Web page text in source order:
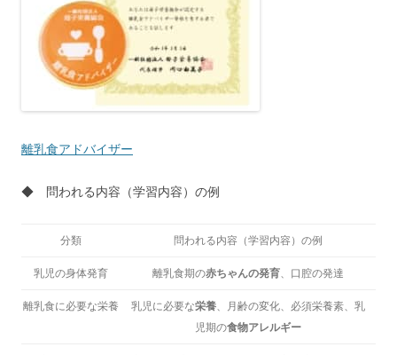
離乳食アドバイザー
◆ 問われる内容（学習内容）の例
分類 問われる内容（学習内容）の例
乳児の身体発育 離乳食期の赤ちゃんの発育 、口腔の発達
離乳食に必要な栄養 乳児に必要な栄養 、月齢の変化、必須栄養素、乳
児期の食物アレルギー